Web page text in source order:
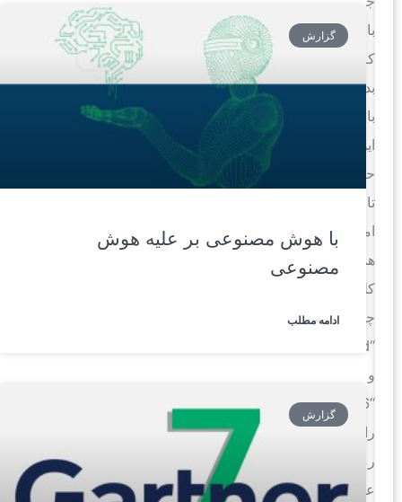
باشد
بدانید،
حال،
امروز
همچنان
کلماتی
چون
“123456”
رایج‌ترین
رمز
عبور
گزارش
با هوش مصنوعی بر علیه هوش
مصنوعی
ادامه مطلب
گزارش